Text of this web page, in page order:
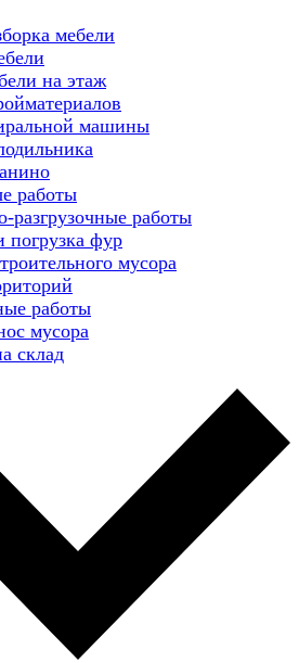
мебели
на этаж
машины
работы
разгрузочные работы
погрузка фур
мусора
работы
мусора
склад